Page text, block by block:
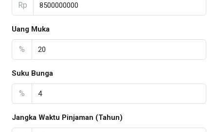
Rp
Uang Muka
%
Suku Bunga
%
Jangka Waktu Pinjaman (Tahun)